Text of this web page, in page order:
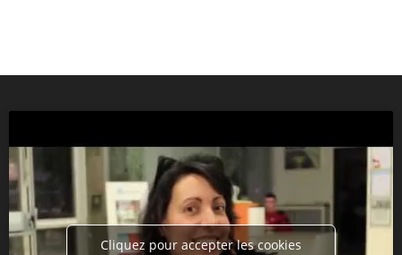
Cliquez pour accepter les cookies